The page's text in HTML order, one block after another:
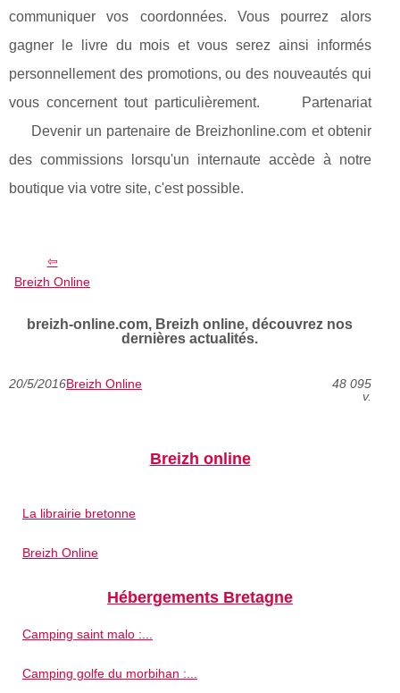
communiquer vos coordonnées. Vous pourrez alors
gagner le livre du mois et vous serez ainsi informés
personnellement des promotions, ou des nouveautés qui
vous concernent tout particulièrement. Partenariat
Devenir un partenaire de Breizhonline.com et obtenir
des commissions lorsqu'un internaute accède à notre
boutique via votre site, c'est possible.
Breizh Online
breizh-online.com, Breizh online, découvrez nos
dernières actualités.
20/5/2016Breizh Online
48 095
v.
Breizh online
La librairie bretonne
Breizh Online
Hébergements Bretagne
Camping saint malo :...
Camping golfe du morbihan :...